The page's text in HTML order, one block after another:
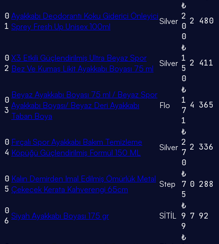
0
1
Ayakkabı Deodorantı Koku Giderici Önleyici
Sprey Fresh Up Unisex 100ml
Silver
₺
2
0
0
2 480
0
2
X3 Etkili Güçlendirilmiş Ultra Beyaz Spor
Bez Ve Kumaş Likit Ayakkabı Boyası 75 ml
Silver
₺
1
5
0
2 411
0
3
Beyaz Ayakkabı Boyası 75 ml / Beyaz Spor
Ayakkabı Boyası/ Beyaz Deri Ayakkabı
Taban Boya
Flo
₺
1
7
1
4 365
0
4
Fırçalı Spor Ayakkabı Bakım Temizleme
Köpüğü Güçlendirilmiş Formül 150 ML
Silver
₺
2
7
0
2 336
0
5
Kalın Demirden Imal Edilmiş Ömürlük Metal
Çekecek Kerata Kahverengi 65cm
Step
₺
7
5
0 288
0
6 Siyah Ayakkabı Boyası 175 gr SİTİL
₺
9
9
7 92
₺